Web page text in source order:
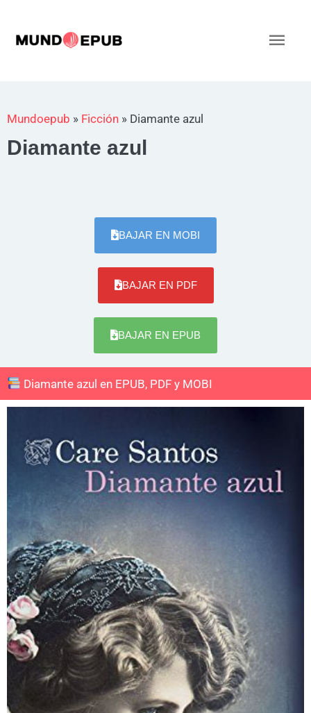
contenido
Mundoepub » Ficción » Diamante azul
Diamante azul
BAJAR EN MOBI
BAJAR EN PDF
BAJAR EN EPUB
Diamante azul en EPUB, PDF y MOBI